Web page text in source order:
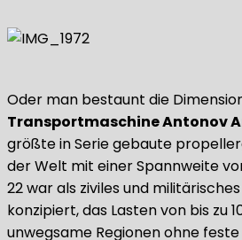
Oder man bestaunt die
Transportmaschine Antonov
größte in Serie gebaute
der Welt mit einer Spannweite
22 war als ziviles und
konzipiert, das Lasten von bis zu
unwegsame Regionen ohne